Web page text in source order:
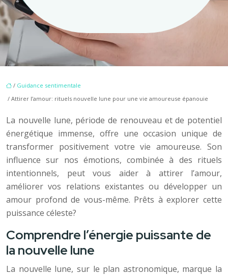
/ Guidance sentimentale
/ Attirer l’amour: rituels nouvelle lune pour une vie amoureuse épanouie
La nouvelle lune, période de renouveau et de potentiel
énergétique immense, offre une occasion unique de
transformer positivement votre vie amoureuse. Son
influence sur nos émotions, combinée à des rituels
intentionnels, peut vous aider à attirer l’amour,
améliorer vos relations existantes ou développer un
amour profond de vous-même. Prêts à explorer cette
puissance céleste?
Comprendre l’énergie puissante de
la nouvelle lune
La nouvelle lune, sur le plan astronomique, marque la